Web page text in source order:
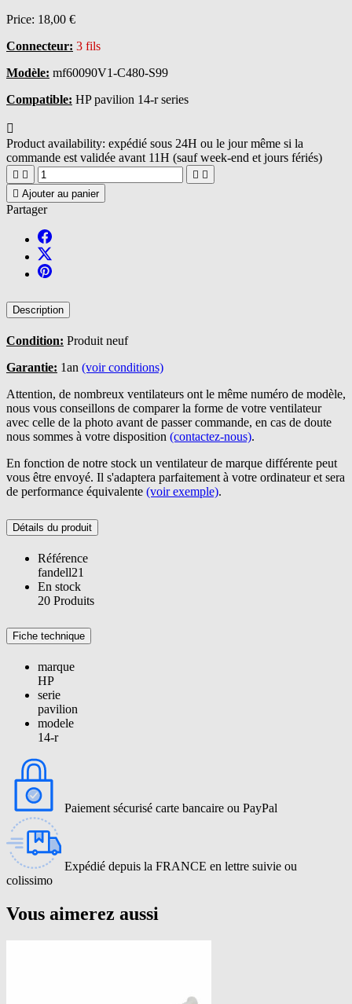
Price: 18,00 €
Connecteur: 3 fils
Modèle: mf60090V1-C480-S99
Compatible: HP pavilion 14-r series

Product availability: expédié sous 24H ou le jour même si la
commande est validée avant 11H (sauf week-end et jours fériés)
   
 Ajouter au panier
Partager
Description
Condition: Produit neuf
Garantie: 1an (voir conditions)
Attention, de nombreux ventilateurs ont le même numéro de modèle,
nous vous conseillons de comparer la forme de votre ventilateur
avec celle de la photo avant de passer commande, en cas de doute
nous sommes à votre disposition (contactez-nous).
En fonction de notre stock un ventilateur de marque différente peut
vous être envoyé. Il s'adaptera parfaitement à votre ordinateur et sera
de performance équivalente (voir exemple).
Détails du produit
Référence
fandell21
En stock
20 Produits
Fiche technique
marque
HP
serie
pavilion
modele
14-r
Paiement sécurisé carte bancaire ou PayPal
Expédié depuis la FRANCE en lettre suivie ou
colissimo
Vous aimerez aussi